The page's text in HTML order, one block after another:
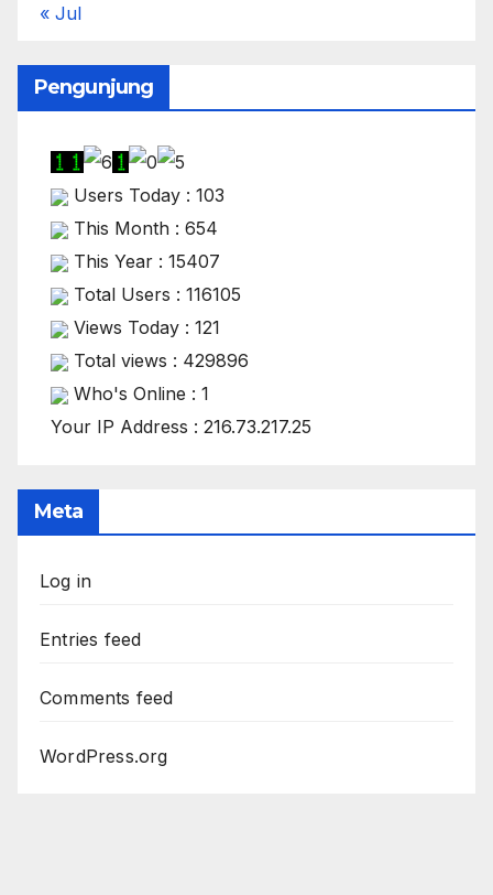
« Jul
Pengunjung
Users Today : 103
This Month : 654
This Year : 15407
Total Users : 116105
Views Today : 121
Total views : 429896
Who's Online : 1
Your IP Address : 216.73.217.25
Meta
Log in
Entries feed
Comments feed
WordPress.org